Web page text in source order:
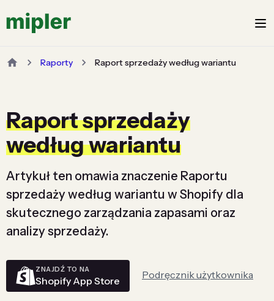
Raporty Raport sprzedaży według wariantu
Raport sprzedaży
według wariantu
Artykuł ten omawia znaczenie Raportu
sprzedaży według wariantu w Shopify dla
skutecznego zarządzania zapasami oraz
analizy sprzedaży.
ZNAJDŹ TO NA
Shopify App Store Podręcznik użytkownika